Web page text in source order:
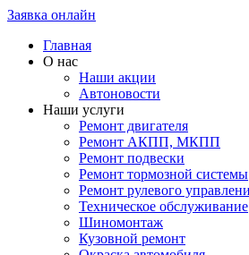
Заявка онлайн
Главная
О нас
Наши акции
Автоновости
Наши услуги
Ремонт двигателя
Ремонт АКПП, МКПП
Ремонт подвески
Ремонт тормозной системы
Ремонт рулевого
Техническое обслуживание
Шиномонтаж
Кузовной ремонт